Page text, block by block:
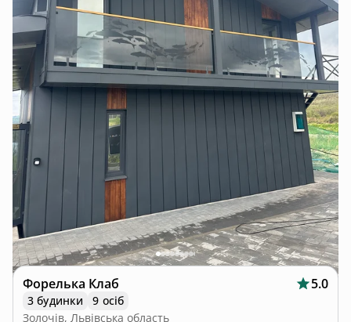
Форелька Клаб 5.0
3 будинки
9 осіб
Золочів, Львівська область